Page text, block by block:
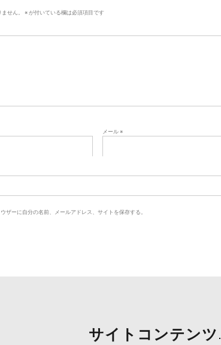
せん。 ※ が付いている欄は必須項目です
メール※
ザーに自分の名前、メールアドレス、サイトを保存する。
サイトコンテンツ